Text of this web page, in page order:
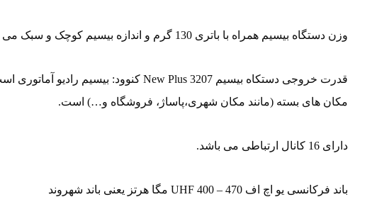
وزن دستگاه بیسیم همراه با باتری 130 گرم و اندازه بیسیم کوچک و سبک می باشد.
مکان های بسته (مانند مکان شهری،پاساژ، فروشگاه و…) است.
دارای 16 کانال ارتباطی می باشد.
باند فرکانسی یو اچ اف UHF 400 – 470 مگا هرتز یعنی باند شهروند